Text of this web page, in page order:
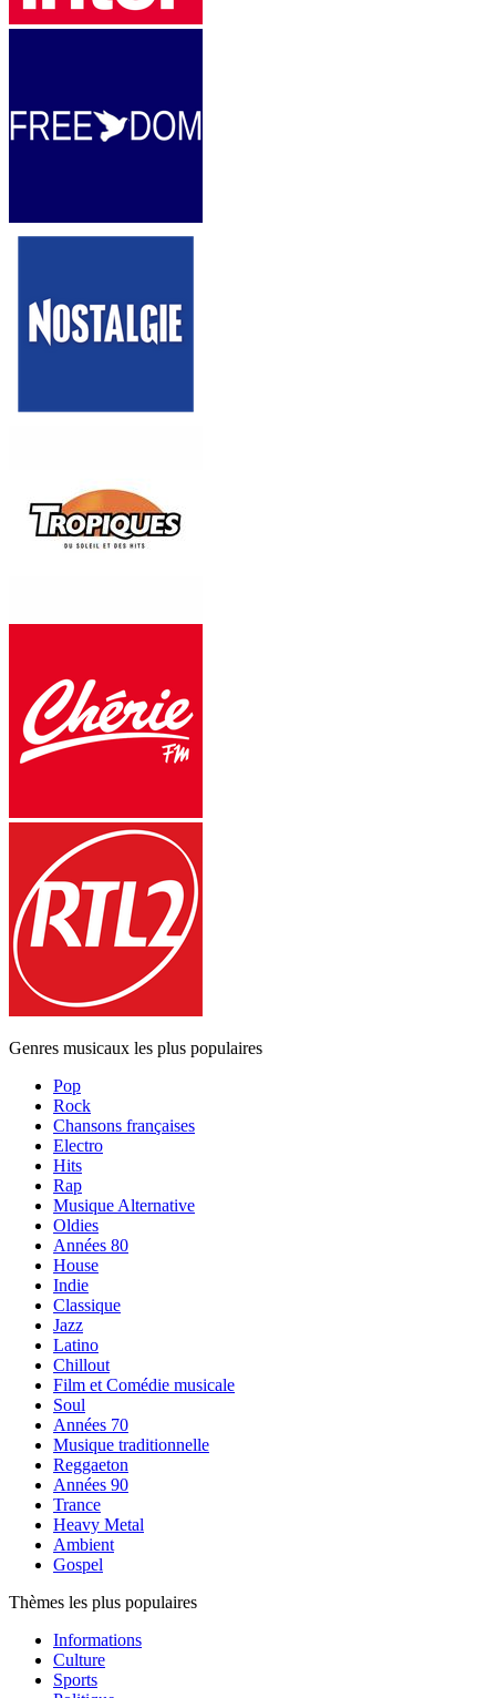
Genres musicaux les plus populaires
Pop
Rock
Chansons françaises
Electro
Hits
Rap
Musique Alternative
Oldies
Années 80
House
Indie
Classique
Jazz
Latino
Chillout
Film et Comédie musicale
Soul
Années 70
Musique traditionnelle
Reggaeton
Années 90
Trance
Heavy Metal
Ambient
Gospel
Thèmes les plus populaires
Informations
Culture
Sports